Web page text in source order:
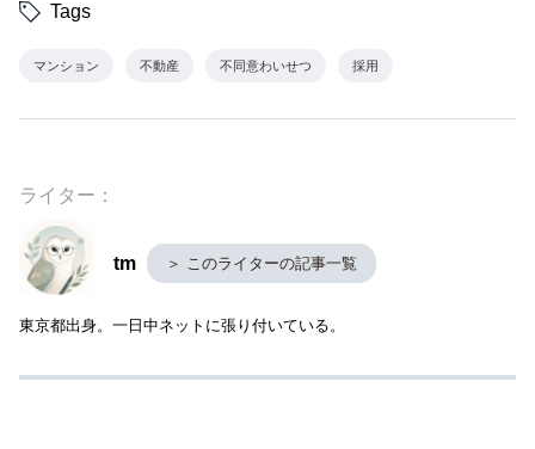
Tags
マンション 不動産 不同意わいせつ 採用
ライター：
tm ＞ このライターの記事一覧
東京都出身。一日中ネットに張り付いている。